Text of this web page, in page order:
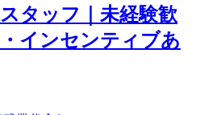
タッフ｜未経験歓
インセンティブあ